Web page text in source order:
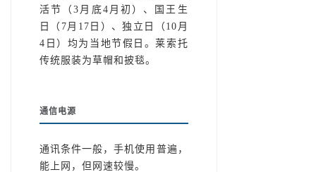
活节（3月底4月初）、国王生
日（7月17日）、独立日（10月
4日）均为当地节假日。莱索托
传统服装为草帽和披毯。
通信电源
通讯条件一般，手机使用普遍，
能上网，但网速较慢。